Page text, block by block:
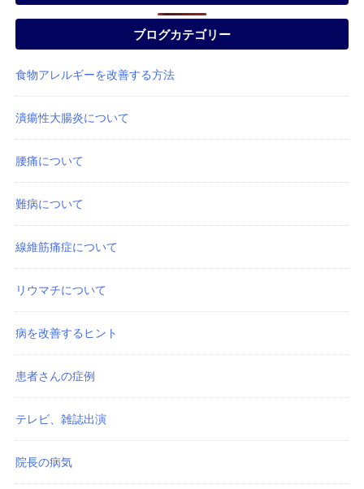
ブログカテゴリー
食物アレルギーを改善する方法
潰瘍性大腸炎について
腰痛について
難病について
線維筋痛症について
リウマチについて
病を改善するヒント
患者さんの症例
テレビ、雑誌出演
院長の病気